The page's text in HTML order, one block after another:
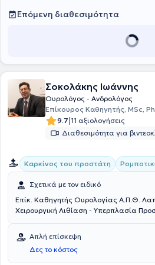
σεμιναρίων και συνεδρίων και είναι
Θεσσαλονίκης, της Ευρωπαϊκής
Επόμενη διαθεσιμότητα
Σοκολάκης Ιωάννης
Ουρολόγος - Ανδρολόγος
Επίκουρος Καθηγητής, MSc,
9.7|11 αξιολογήσεις
Διαθεσιμότητα για
Καρκίνος του προστάτη
Σχετικά με τον ειδικό
Επίκ. Καθηγητής Ουρολογίας Α.Π.Θ.
Χειρουργική Λιθίαση - Υπερπλασία
Απλή επίσκεψη
Δες το κόστος